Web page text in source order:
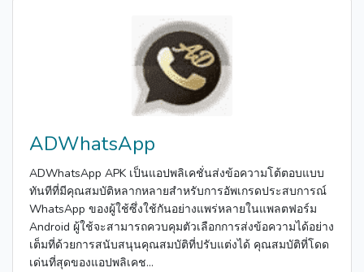
ADWhatsApp
ADWhatsApp APK เป็นแอปพลิเคชั่นส่งข้อความโต้ตอบแบบ
ทันทีที่มีคุณสมบัติหลากหลายสำหรับการอัพเกรดประสบการณ์
WhatsApp ของผู้ใช้ซึ่งใช้กันอย่างแพร่หลายในแพลตฟอร์ม
Android ผู้ใช้จะสามารถควบคุมตัวเลือกการส่งข้อความได้อย่าง
เต็มที่ด้วยการสนับสนุนคุณสมบัติที่ปรับแต่งได้ คุณสมบัติที่โดด
เด่นที่สุดของแอปพลิเคช...